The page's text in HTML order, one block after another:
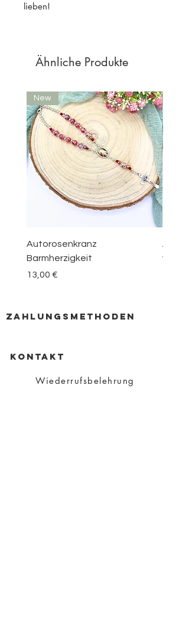
lieben!
Ähnliche Produkte
New
Autorosenkranz
Barmherzigkeit
Preis
13,00 €
vom
zahlungsmethoden
KONTAKT
Wiederrufsbelehrung